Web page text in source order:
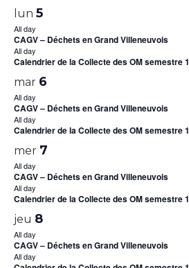
lun 5
All day
CAGV – Déchets en Grand Villeneuvois
All day
Calendrier de la Collecte des OM semestre 1
mar 6
All day
CAGV – Déchets en Grand Villeneuvois
All day
Calendrier de la Collecte des OM semestre 1
mer 7
All day
CAGV – Déchets en Grand Villeneuvois
All day
Calendrier de la Collecte des OM semestre 1
jeu 8
All day
CAGV – Déchets en Grand Villeneuvois
All day